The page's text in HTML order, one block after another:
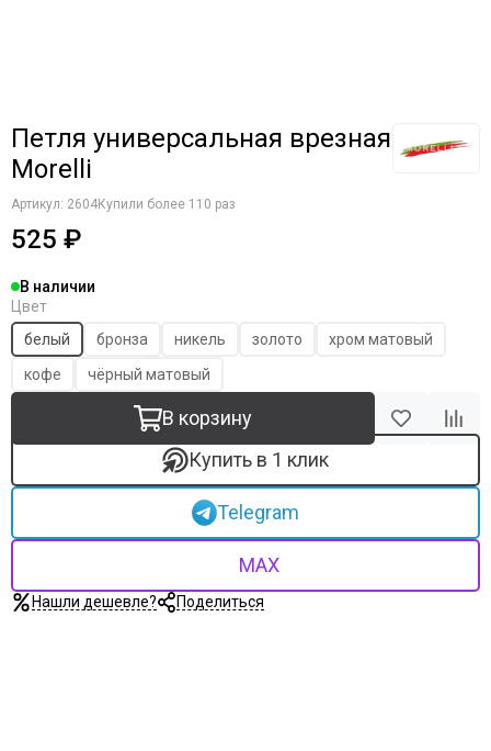
Петля универсальная врезная
Morelli
Артикул: 2604Купили более 110 раз
525 ₽
В наличии
Цвет
белый
бронза никель золото
хром матовый
кофе
чёрный матовый
В корзину
Купить в 1 клик
Telegram
MAX
Нашли дешевле? Поделиться